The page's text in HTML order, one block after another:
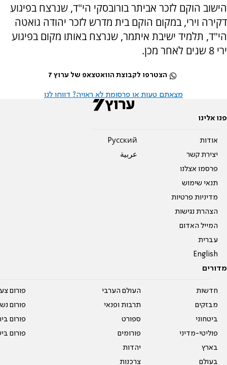
הישוב הוקם לזכר אביתר בורובסקי הי"ד, שנרצח בפיגוע
דקירה וירי, במקום הוקם בית מדרש לזכר יהודה גואטה
הי"ד, תלמיד ישיבת איתמר, שנרצח באותו מקום בפיגוע
ירי 8 שנים לאחר מכן.
הצטרפו לקבוצת הוואטצאפ של ערוץ 7
מצאתם טעות או פרסומת לא ראויה? דווחו לנו
פנו אלינו
אודות
יצירת קשר
פרסמו אצלנו
תנאי שימוש
מדיניות פרטיות
הצהרת נגישות
המייל האדום
עברית
English
Pусский
عربية
מדורים
חדשות
מבזקים
ביטחוני
פוליטי-מדיני
בארץ
בעולם
העולם הערבי
תרבות ופנאי
ספורט
פורומים
יהדות
צרכנות
פורום
פורום
פורום
פורום